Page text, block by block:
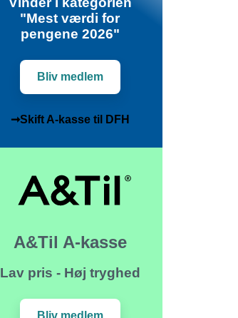
"Mest værdi for
pengene 2026"
Bliv medlem
➞Skift A-kasse til DFH
A&Til A-kasse
Lav pris - Høj tryghed